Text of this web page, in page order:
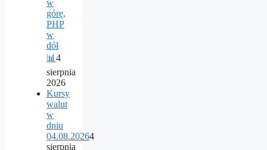
w
górę,
PHP
w
dół
📊 4
sierpnia
2026
Kursy
walut
w
dniu
04.08.20264
sierpnia